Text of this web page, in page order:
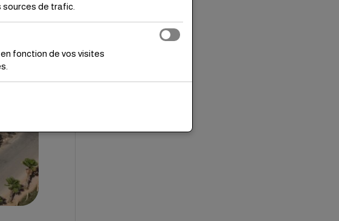
sources de trafic.
fonction de vos visites